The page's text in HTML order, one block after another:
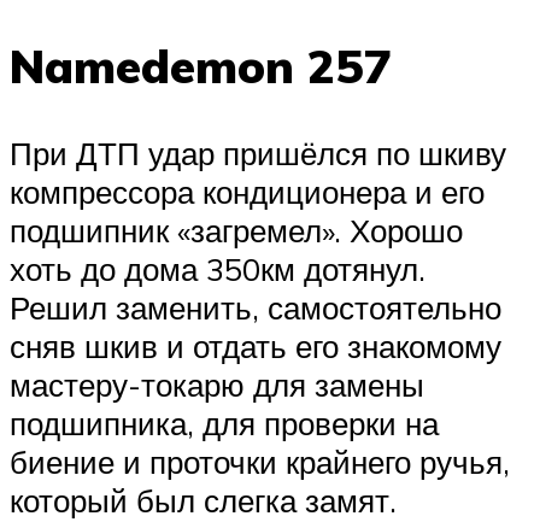
Namedemon 257
При ДТП удар пришёлся по шкиву
компрессора кондиционера и его
подшипник «загремел». Хорошо
хоть до дома 350км дотянул.
Решил заменить, самостоятельно
сняв шкив и отдать его знакомому
мастеру-токарю для замены
подшипника, для проверки на
биение и проточки крайнего ручья,
который был слегка замят.